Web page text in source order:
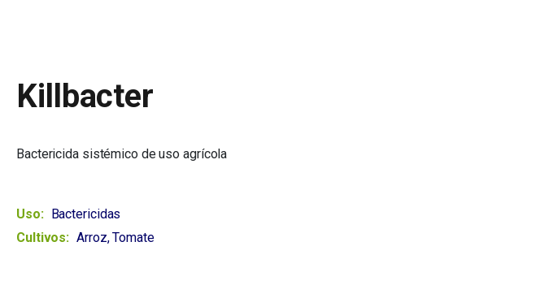
Killbacter
Bactericida sistémico de uso agrícola
Uso: Bactericidas
Cultivos: Arroz, Tomate